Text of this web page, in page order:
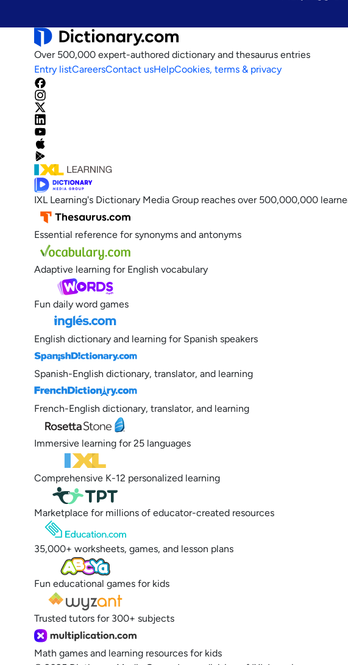
Over 500,000 expert-authored dictionary and thesaurus entries
Entry listCareersContact usHelpCookies, terms & privacy
IXL Learning's Dictionary Media Group reaches over 500,000,000
Essential reference for synonyms and antonyms
Adaptive learning for English vocabulary
Fun daily word games
English dictionary and learning for Spanish speakers
Spanish-English dictionary, translator, and learning
French-English dictionary, translator, and learning
Immersive learning for 25 languages
Comprehensive K-12 personalized learning
Marketplace for millions of educator-created resources
35,000+ worksheets, games, and lesson plans
Fun educational games for kids
Trusted tutors for 300+ subjects
Math games and learning resources for kids